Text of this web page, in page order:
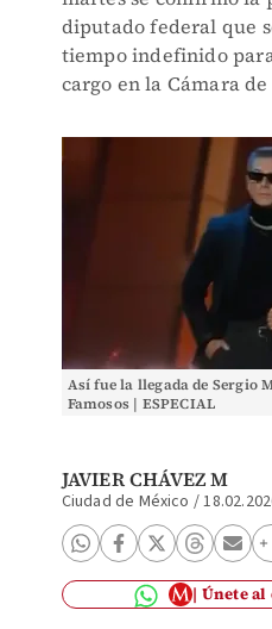
diputado federal que
tiempo indefinido
cargo en la Cámara
Así fue la llegada de Sergio
Famosos | ESPECIAL
JAVIER CHÁVEZ M
Ciudad de México /
Únete al